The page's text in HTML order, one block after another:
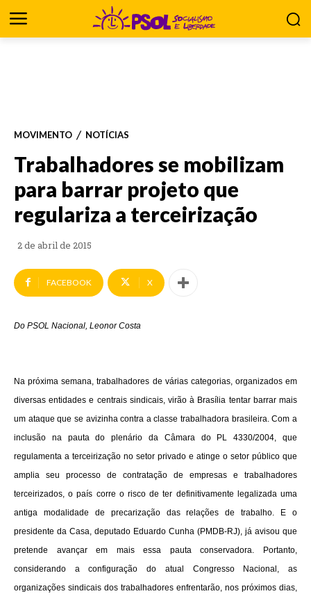
MOVIMENTO NOTÍCIAS
Trabalhadores se mobilizam
para barrar projeto que
regulariza a terceirização
2 de abril de 2015
FACEBOOK X
Do PSOL Nacional, Leonor Costa
Na próxima semana, trabalhadores de várias categorias, organizados em
diversas entidades e centrais sindicais, virão à Brasília tentar barrar mais
um ataque que se avizinha contra a classe trabalhadora brasileira. Com a
inclusão na pauta do plenário da Câmara do PL 4330/2004, que
regulamenta a terceirização no setor privado e atinge o setor público que
amplia seu processo de contratação de empresas e trabalhadores
terceirizados, o país corre o risco de ter definitivamente legalizada uma
antiga modalidade de precarização das relações de trabalho. E o
presidente da Casa, deputado Eduardo Cunha (PMDB-RJ), já avisou que
pretende avançar em mais essa pauta conservadora. Portanto,
considerando a configuração do atual Congresso Nacional, as
organizações sindicais dos trabalhadores enfrentarão, nos próximos dias,